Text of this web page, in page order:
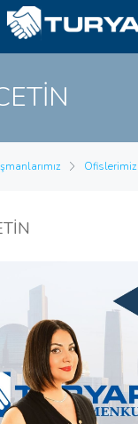
Ofislerimiz